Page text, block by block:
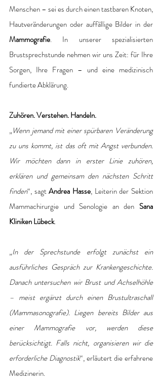
Menschen – sei es durch einen tastbaren Knoten,
Mammografie. In unserer spezialisierten
Brustsprechstunde nehmen wir uns Zeit: für Ihre
Sorgen, Ihre Fragen – und eine medizinisch
fundierte Abklärung.
Zuhören. Verstehen. Handeln.
„Wenn jemand mit einer spürbaren Veränderung
zu uns kommt, ist das oft mit Angst verbunden.
Wir möchten dann in erster Linie zuhören,
erklären und gemeinsam den nächsten Schritt
finden“, sagt Andrea Hasse, Leiterin der Sektion
Mammachirurgie und Senologie an den Sana
Kliniken Lübeck.
„In der Sprechstunde erfolgt zunächst ein
ausführliches Gespräch zur Krankengeschichte.
Danach untersuchen wir Brust und Achselhöhle
– meist ergänzt durch einen Brustultraschall
(Mammasonografie). Liegen bereits Bilder aus
einer Mammografie vor, werden diese
berücksichtigt. Falls nicht, organisieren wir die
erforderliche Diagnostik“, erläutert die erfahrene
Medizinerin.